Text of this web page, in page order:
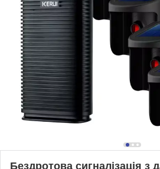
Бездротова сигналізація з